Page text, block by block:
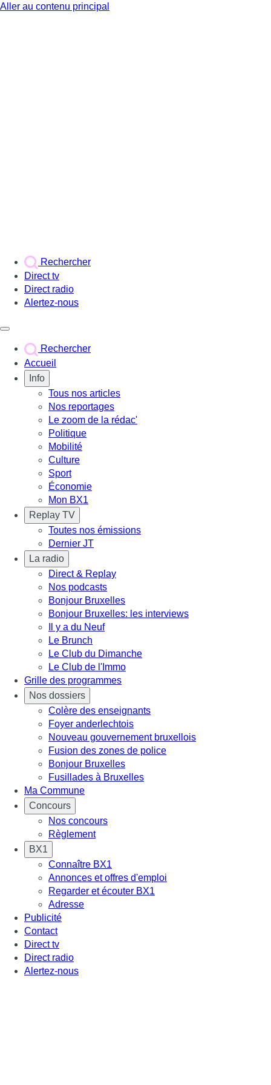
Aller au contenu principal
Rechercher
Direct tv
Direct radio
Alertez-nous
Rechercher
Accueil
Info
Tous nos articles
Nos reportages
Le zoom de la rédac'
Politique
Mobilité
Culture
Sport
Économie
Mon BX1
Replay TV
Toutes nos émissions
Dernier JT
La radio
Direct & Replay
Nos podcasts
Bonjour Bruxelles
Bonjour Bruxelles: les interviews
Il y a du Neuf
Le Brunch
Le Club du Dimanche
Le Club de l'Immo
Grille des programmes
Nos dossiers
Colère des enseignants
Foyer anderlechtois
Nouveau gouvernement bruxellois
Fusion des zones de police
Bonjour Bruxelles
Fusillades à Bruxelles
Ma Commune
Concours
Nos concours
Règlement
BX1
Connaître BX1
Annonces et offres d'emploi
Regarder et écouter BX1
Adresse
Publicité
Contact
Direct tv
Direct radio
Alertez-nous